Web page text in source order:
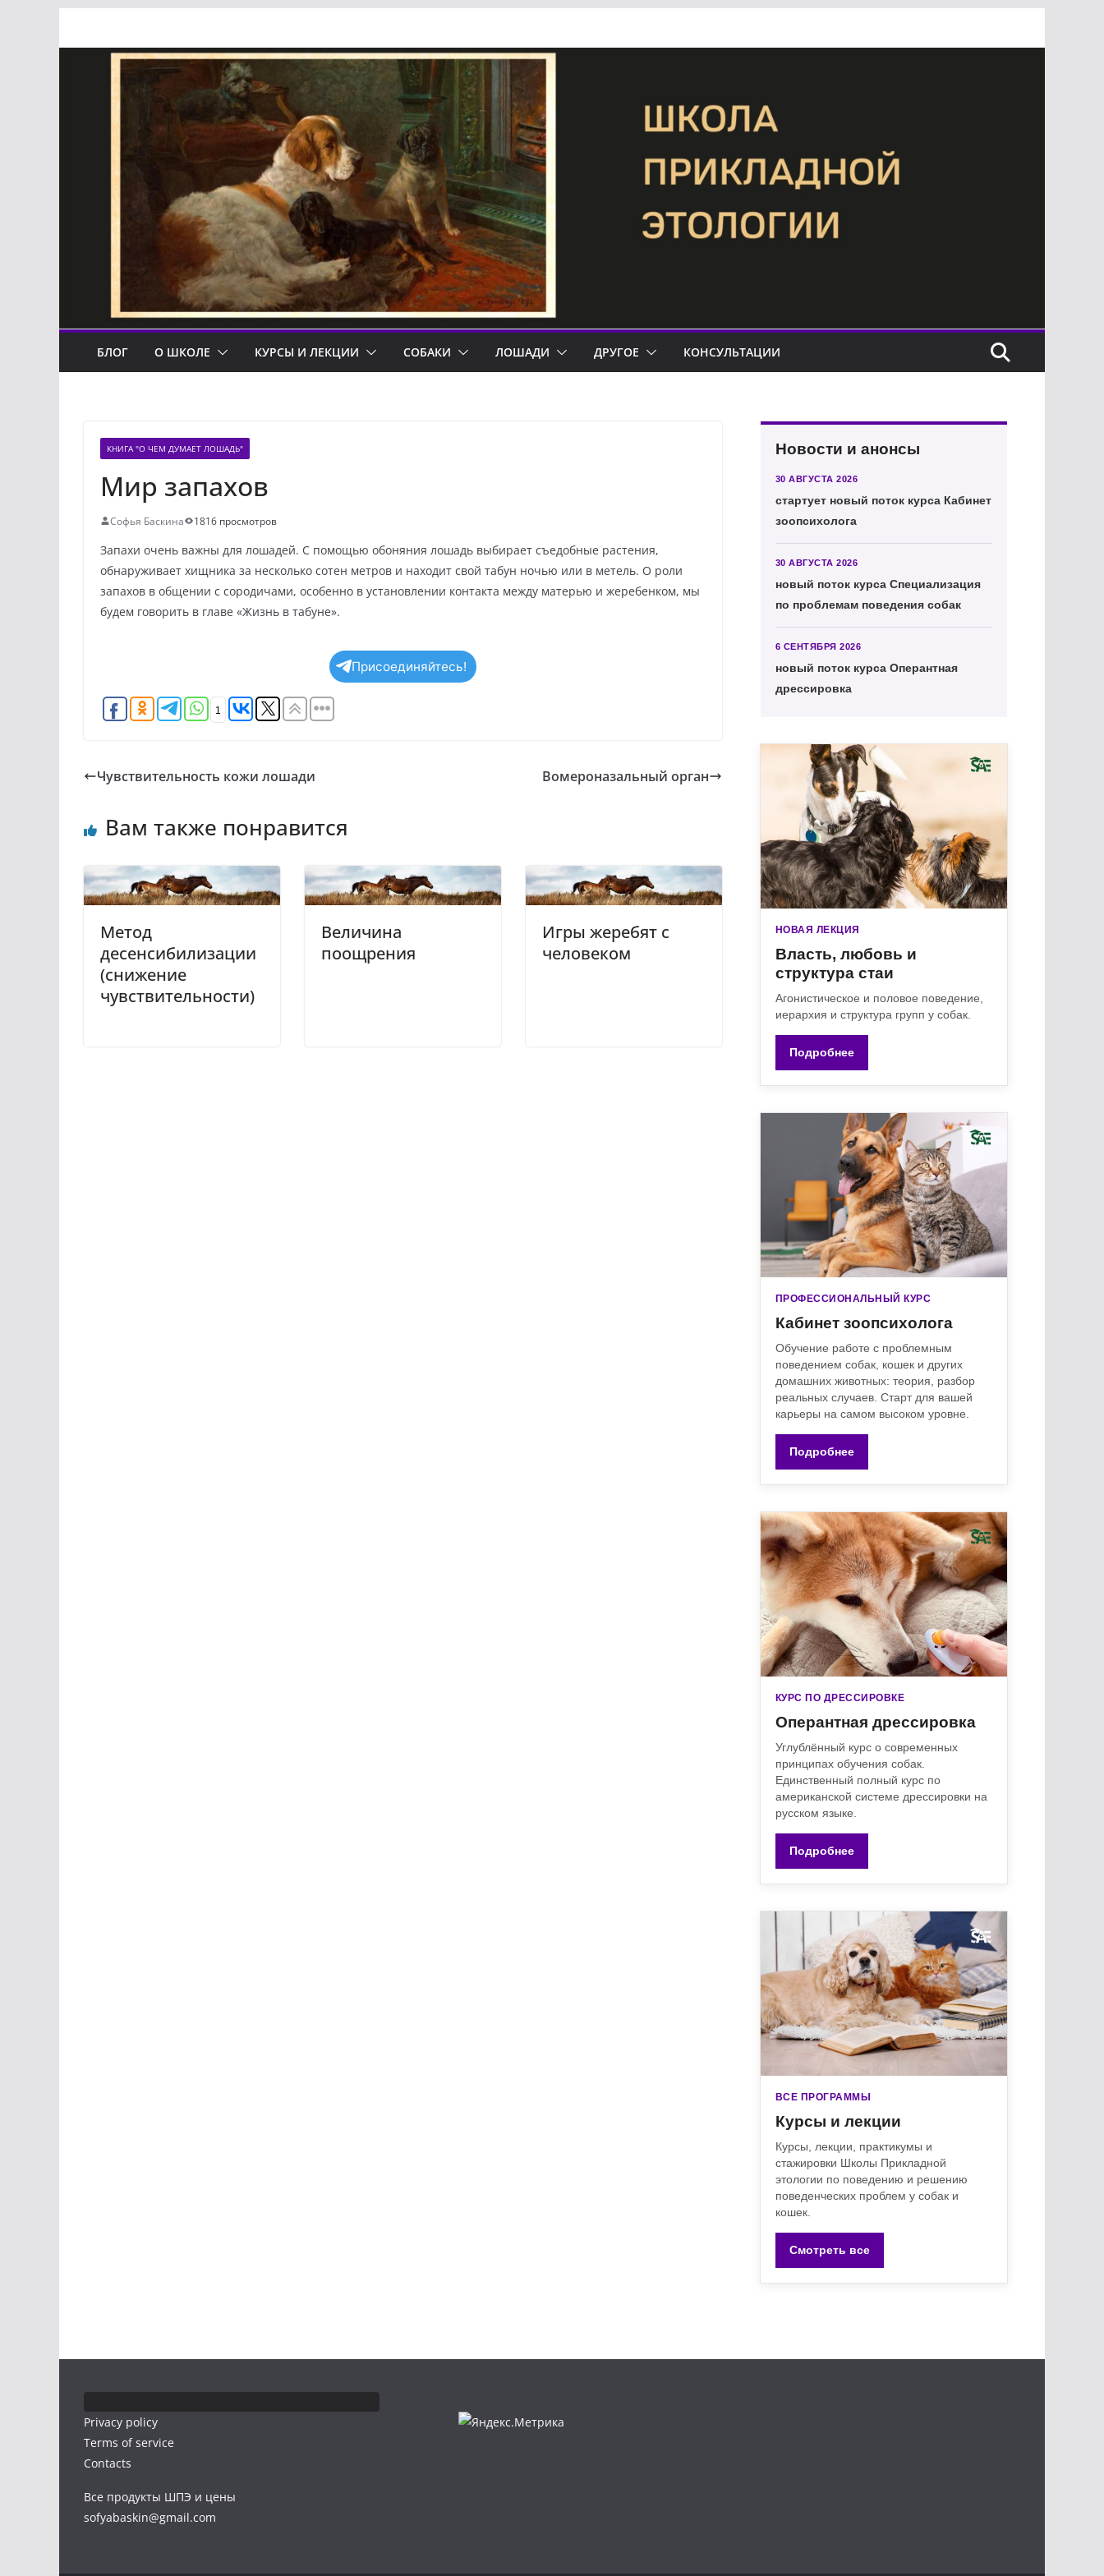
содержимому
БЛОГ О ШКОЛЕ КУРСЫ И ЛЕКЦИИ СОБАКИ ЛОШАДИ ДРУГОЕ КОНСУЛЬТАЦИИ
КНИГА "О ЧЕМ ДУМАЕТ ЛОШАДЬ"
Мир запахов
Софья Баскина 1816 просмотров
Запахи очень важны для лошадей. С помощью обоняния лошадь выбирает съедобные растения,
обнаруживает хищника за несколько сотен метров и находит свой табун ночью или в метель. О роли
запахов в общении с сородичами, особенно в установлении контакта между матерью и жеребенком, мы
будем говорить в главе «Жизнь в табуне».
Присоединяйтесь!
1
Чувствительность кожи лошади Вомероназальный орган
Вам также понравится
Метод
десенсибилизации
(снижение
чувствительности)
Величина
поощрения
Игры жеребят с
человеком
Новости и анонсы
30 АВГУСТА 2026
стартует новый поток курса Кабинет
зоопсихолога
30 АВГУСТА 2026
новый поток курса Специализация
по проблемам поведения собак
6 СЕНТЯБРЯ 2026
новый поток курса Оперантная
дрессировка
НОВАЯ ЛЕКЦИЯ
Власть, любовь и
структура стаи
Агонистическое и половое поведение,
иерархия и структура групп у собак.
Подробнее
ПРОФЕССИОНАЛЬНЫЙ КУРС
Кабинет зоопсихолога
Обучение работе с проблемным
поведением собак, кошек и других
домашних животных: теория, разбор
реальных случаев. Старт для вашей
карьеры на самом высоком уровне.
Подробнее
КУРС ПО ДРЕССИРОВКЕ
Оперантная дрессировка
Углублённый курс о современных
принципах обучения собак.
Единственный полный курс по
американской системе дрессировки на
русском языке.
Подробнее
ВСЕ ПРОГРАММЫ
Курсы и лекции
Курсы, лекции, практикумы и
стажировки Школы Прикладной
этологии по поведению и решению
поведенческих проблем у собак и
кошек.
Смотреть все
Privacy policy
Terms of service
Contacts
Все продукты ШПЭ и цены
sofyabaskin@gmail.com